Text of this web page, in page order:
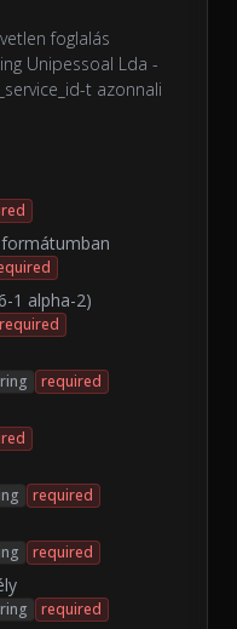
foglalás
Unipessoal Lda -
t azonnali
1 alpha-2)
required
required
required
required
required